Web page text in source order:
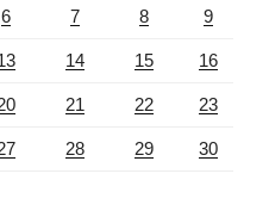
6 7 8 9
14 15 16
21 22 23
28 29 30